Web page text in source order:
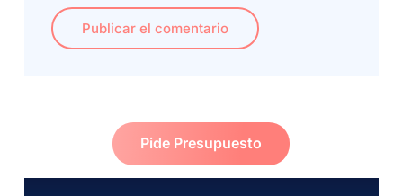
Publicar el comentario
Pide Presupuesto